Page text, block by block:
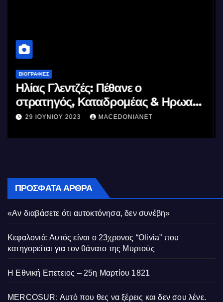
ΒΙΟΓΡΑΦΊΕΣ
Μέγας Αλέξανδρος: Ο μέγιστος των
Ελλήνων
11 ΙΟΥΝΊΟΥ 2023 MACEDONIANET
ΠΡΌΣΦΑΤΑ ΆΡΘΡΑ
«Αν διαβάσετε ότι αυτοκτόνησα, δεν συνέβη»
Κεφαλονιά: Αυτός είναι ο 23χρονος “Olivia” που
κατηγορείται για τον θάνατο της Μυρτούς
Η Εθνική Επετειος – 25η Μαρτίου 1821
MERCOSUR: Αυτό που θες να ξέρεις και δεν σου λένε.